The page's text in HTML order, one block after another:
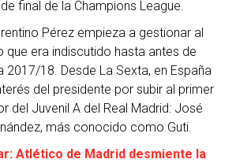
final de la Champions League.
Pérez empieza a gestionar al
era indiscutido hasta antes de
2017/18. Desde La Sexta, en España
del presidente por subir al primer
del Juvenil A del Real Madrid: José
más conocido como Guti.
Atlético de Madrid desmiente la